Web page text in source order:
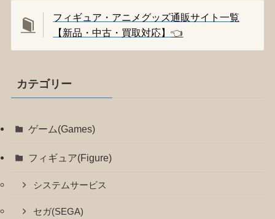
フィギュア・アニメグッズ通販サイト一覧
【新品・中古・買取対応】👈️
カテゴリー
ゲーム(Games)
フィギュア(Figure)
システムサービス
セガ(SEGA)